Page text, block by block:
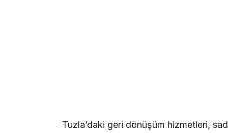
Tuzla’daki geri dönüşüm hizmetleri,